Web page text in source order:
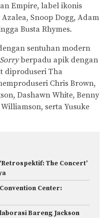
Empire, label ikonis
Snoop Dogg, Adam
Busta Rhymes.
sentuhan modern
berpadu apik dengan
diproduseri Tha
Chris Brown,
Dashawn White, Benny
serta Yusuke
The Concert’
Center:
Bareng Jackson